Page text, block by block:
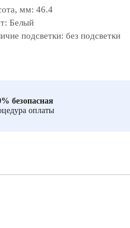
мм: 46.4
Белый
подсветки: без подсветки
безопасная
оплаты